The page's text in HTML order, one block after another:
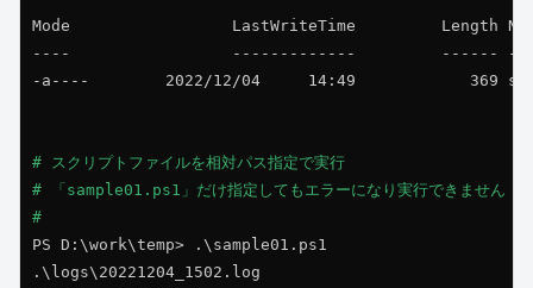
Mode                 LastWriteTime         Length
----                 -------------         ------
-a----        2022/12/04     14:49            369
# スクリプトファイルを相対パス指定で実行
# 「sample01.ps1」だけ指定してもエラーになり実行できません
#
PS D:\work\temp> .\sample01.ps1
.\logs\20221204_1502.log